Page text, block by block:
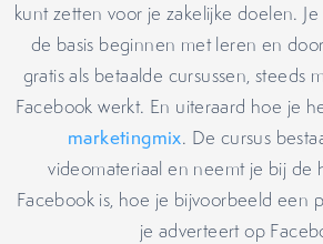
kunt zetten voor je zakelijke doelen.
de basis beginnen met leren en
gratis als betaalde cursussen, steeds
Facebook werkt. En uiteraard hoe je
marketingmix. De cursus
videomateriaal en neemt je bij de
Facebook is, hoe je bijvoorbeeld een
je adverteert op